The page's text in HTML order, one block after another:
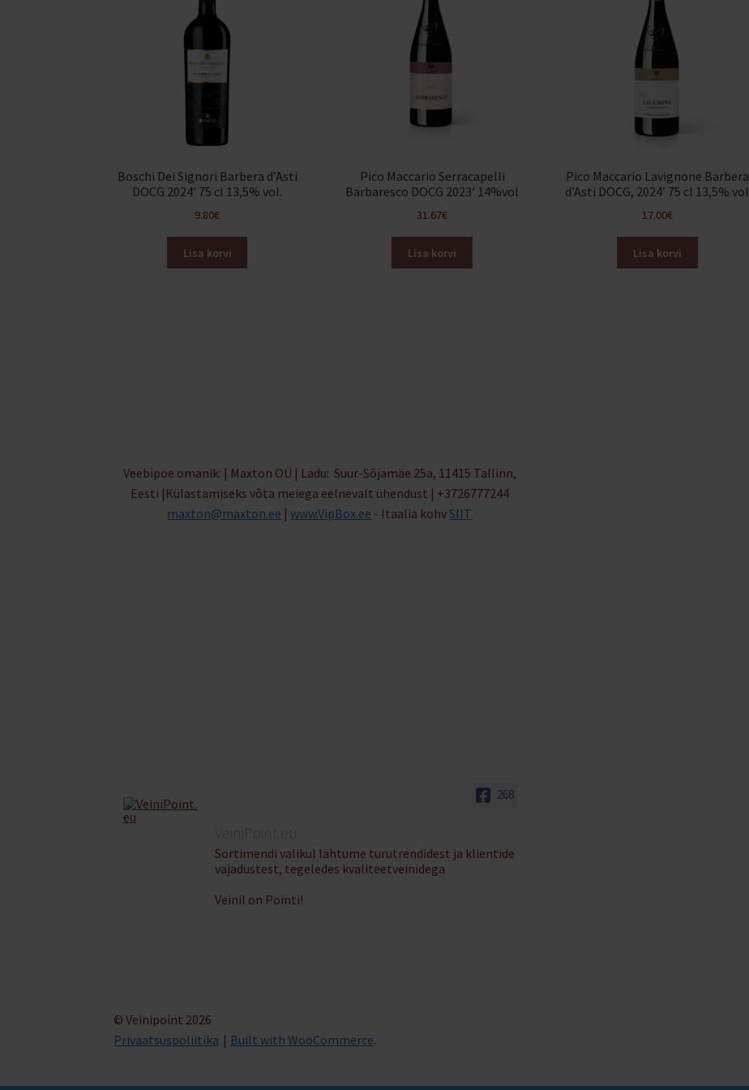
Boschi Dei Signori Barbera d’Asti
DOCG 2024′ 75 cl 13,5% vol.
9.80€
Lisa korvi
Pico Maccario Serracapelli
Barbaresco DOCG 2023′ 14%vol
31.67€
Lisa korvi
Pico Maccario Lavignone Barbera
d’Asti DOCG, 2024′ 75 cl 13,5% vol
17.00€
Lisa korvi
Veebipoe omanik: | Maxton OÜ | Ladu: Suur-Sõjamäe 25a, 11415 Tallinn,
Eesti |Külastamiseks võta meiega eelnevalt ühendust | +3726777244
maxton@maxton.ee |www.VipBox.ee - Itaalia kohvSIIT
268
Sortimendi valikul lähtume turutrendidest ja klientide
vajadustest, tegeledes kvaliteetveinidega
Veinil on Pointi!
© Veinipoint 2026
Privaatsuspoliitika
Built with WooCommerce.